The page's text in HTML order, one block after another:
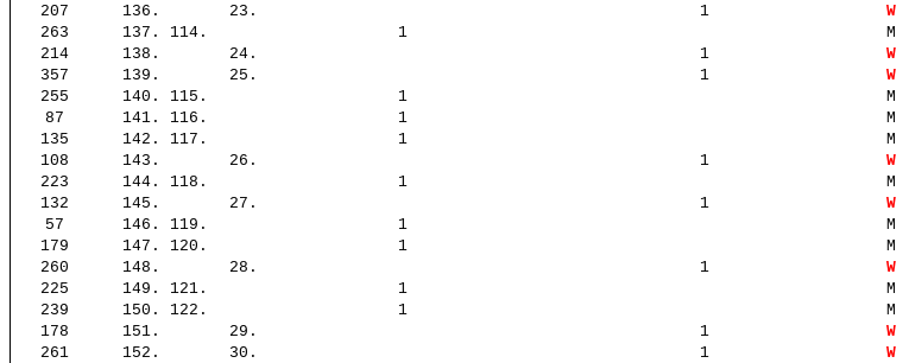
207
136. 23. 1 W
263
137. 114. 1 M
214
138. 24. 1 W
357
139. 25. 1 W
255
140. 115. 1 M
87
141. 116. 1 M
135
142. 117. 1 M
108
143. 26. 1 W
223
144. 118. 1 M
132
145. 27. 1 W
57
146. 119. 1 M
179
147. 120. 1 M
260
148. 28. 1 W
225
149. 121. 1 M
239
150. 122. 1 M
178
151. 29. 1 W
261
152. 30. 1 W